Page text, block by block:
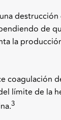
de
la
coagulación
límite de la
3